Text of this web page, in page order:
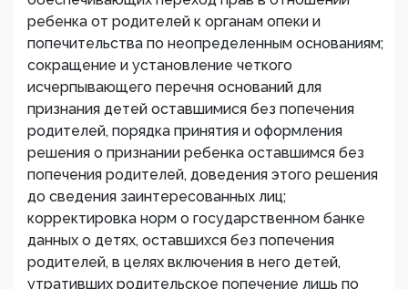
ребенка от родителей к органам опеки и
попечительства по неопределенным основаниям;
сокращение и установление четкого
исчерпывающего перечня оснований для
признания детей оставшимися без попечения
родителей, порядка принятия и оформления
решения о признании ребенка оставшимся без
попечения родителей, доведения этого решения
до сведения заинтересованных лиц;
корректировка норм о государственном банке
данных о детях, оставшихся без попечения
родителей, в целях включения в него детей,
утративших родительское попечение лишь по